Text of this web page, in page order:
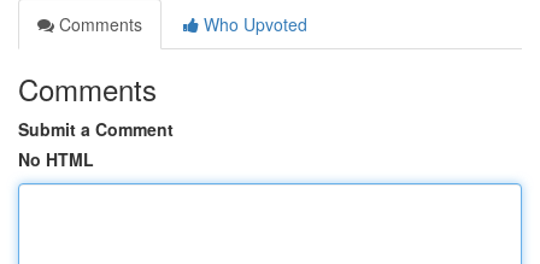
Comments
Who Upvoted
Comments
Submit a Comment
No HTML